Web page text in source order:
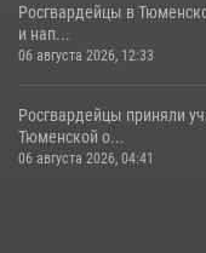
Росгвардейцы в
и нап...
06 августа 2026, 12:33
Росгвардейцы приняли
Тюменской о...
06 августа 2026, 04:41